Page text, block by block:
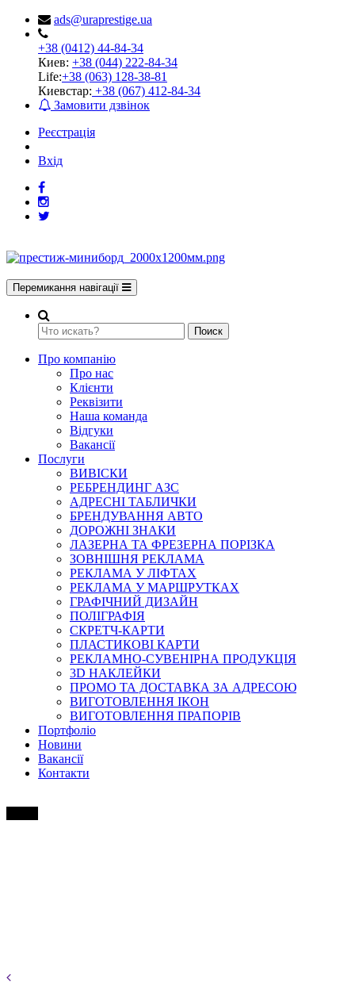
ads@uraprestige.ua
+38 (0412) 44-84-34
Киев: +38 (044) 222-84-34
Life:+38 (063) 128-38-81
Киевстар: +38 (067) 412-84-34
Замовити дзвінок
Реєстрація
Вхід
Перемикання навігації
Поиск
Про компанію
Про нас
Клієнти
Реквізити
Наша команда
Відгуки
Вакансії
Послуги
ВИВІСКИ
РЕБРЕНДИНГ АЗС
АДРЕСНІ ТАБЛИЧКИ
БРЕНДУВАННЯ АВТО
ДОРОЖНІ ЗНАКИ
ЛАЗЕРНА ТА ФРЕЗЕРНА ПОРІЗКА
ЗОВНІШНЯ РЕКЛАМА
РЕКЛАМА У ЛІФТАХ
РЕКЛАМА У МАРШРУТКАХ
ГРАФІЧНИЙ ДИЗАЙН
ПОЛІГРАФІЯ
СКРЕТЧ-КАРТИ
ПЛАСТИКОВІ КАРТИ
РЕКЛАМНО-СУВЕНІРНА ПРОДУКЦІЯ
3D НАКЛЕЙКИ
ПРОМО ТА ДОСТАВКА ЗА АДРЕСОЮ
ВИГОТОВЛЕННЯ ІКОН
ВИГОТОВЛЕННЯ ПРАПОРІВ
Портфоліо
Новини
Вакансії
Контакти